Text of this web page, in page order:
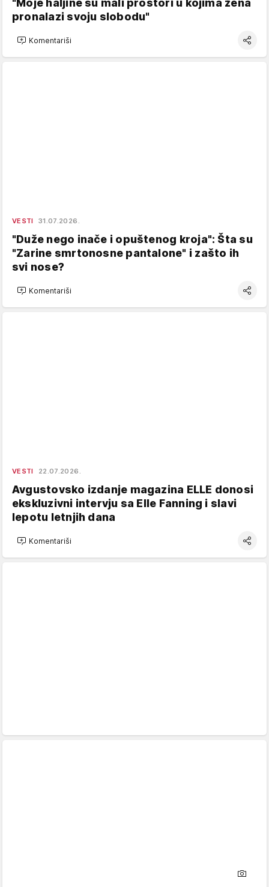
"Moje haljine su mali prostori u kojima žena
pronalazi svoju slobodu"
Komentariši
VESTI 31.07.2026.
"Duže nego inače i opuštenog kroja": Šta su
"Zarine smrtonosne pantalone" i zašto ih
svi nose?
Komentariši
VESTI 22.07.2026.
Avgustovsko izdanje magazina ELLE donosi
ekskluzivni intervju sa Elle Fanning i slavi
lepotu letnjih dana
Komentariši